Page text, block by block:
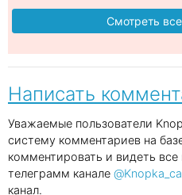
Смотреть
Написать
Уважаемые пользователи
систему комментариев на
комментировать и видеть
телеграмм канале @Knopka_ca
канал.